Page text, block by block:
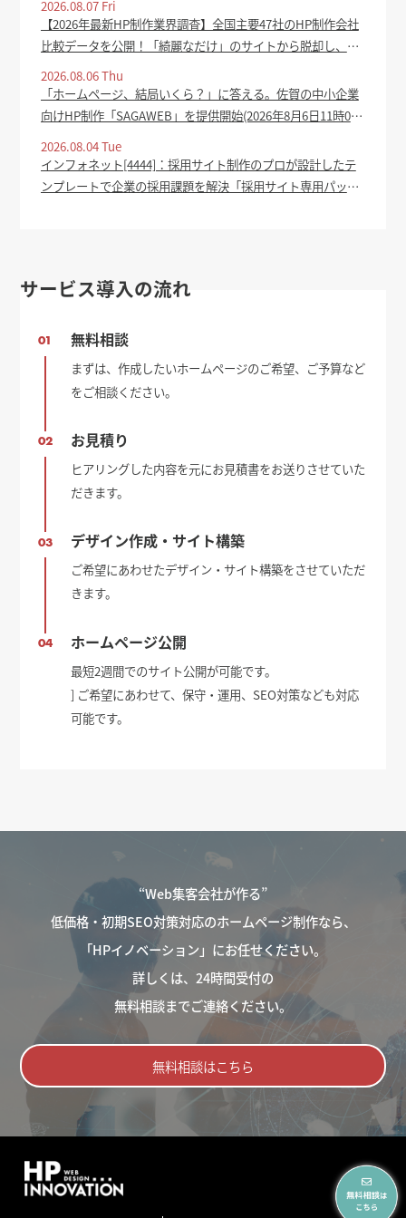
2026.08.07 Fri
【2026年最新HP制作業界調査】全国主要47社のHP制作会社
比較データを公開！「綺麗なだけ」のサイトから脱却し、集
客成果を生むホームページの共通点を分析 - PR TIMES
2026.08.06 Thu
「ホームページ、結局いくら？」に答える。佐賀の中小企業
向けHP制作「SAGAWEB」を提供開始(2026年8月6日11時0
2026.08.04 Tue
インフォネット[4444]：採用サイト制作のプロが設計したテ
ンプレートで企業の採用課題を解決「採用サイト専用パッケ
サービス導入の流れ
01 無料相談
まずは、作成したいホームページのご希望、ご予算など
をご相談ください。
02 お見積り
ヒアリングした内容を元にお見積書をお送りさせていた
だきます。
03 デザイン作成・サイト構築
ご希望にあわせたデザイン・サイト構築をさせていただ
きます。
04 ホームページ公開
最短2週間でのサイト公開が可能です。
] ご希望にあわせて、保守・運用、SEO対策なども対応
可能です。
“Web集客会社が作る”
低価格・初期SEO対策対応のホームページ制作なら、
「HPイノベーション」にお任せください。
詳しくは、24時間受付の
無料相談までご連絡ください。
無料相談はこちら